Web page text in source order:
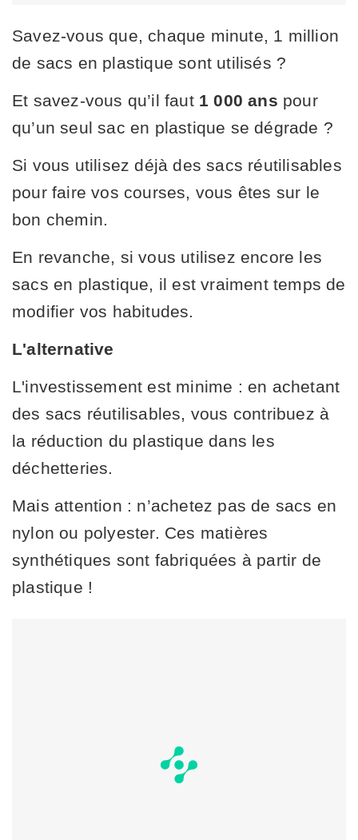
Savez-vous que, chaque minute, 1 million
de sacs en plastique sont utilisés ?
Et savez-vous qu’il faut 1 000 ans pour
qu’un seul sac en plastique se dégrade ?
Si vous utilisez déjà des sacs réutilisables
pour faire vos courses, vous êtes sur le
bon chemin.
En revanche, si vous utilisez encore les
sacs en plastique, il est vraiment temps de
modifier vos habitudes.
L'alternative
L'investissement est minime : en achetant
des sacs réutilisables, vous contribuez à
la réduction du plastique dans les
déchetteries.
Mais attention : n’achetez pas de sacs en
nylon ou polyester. Ces matières
synthétiques sont fabriquées à partir de
plastique !